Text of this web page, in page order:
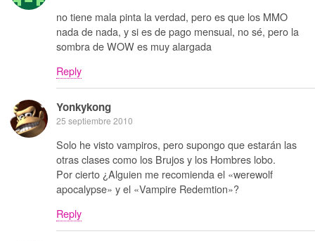
no tiene mala pinta la verdad, pero es que los MMO
nada de nada, y si es de pago mensual, no sé, pero la
sombra de WOW es muy alargada
Reply
Yonkykong
25 septiembre 2010
Solo he visto vampiros, pero supongo que estarán las
otras clases como los Brujos y los Hombres lobo.
Por cierto ¿Alguien me recomienda el «werewolf
apocalypse» y el «Vampire Redemtion»?
Reply